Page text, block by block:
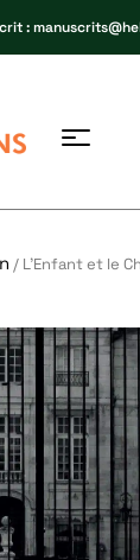
:
/ L’Enfant et le